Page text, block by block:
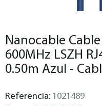
Nanocable
600MHz LSZH
0.50m Azul -
Referencia: 1021489